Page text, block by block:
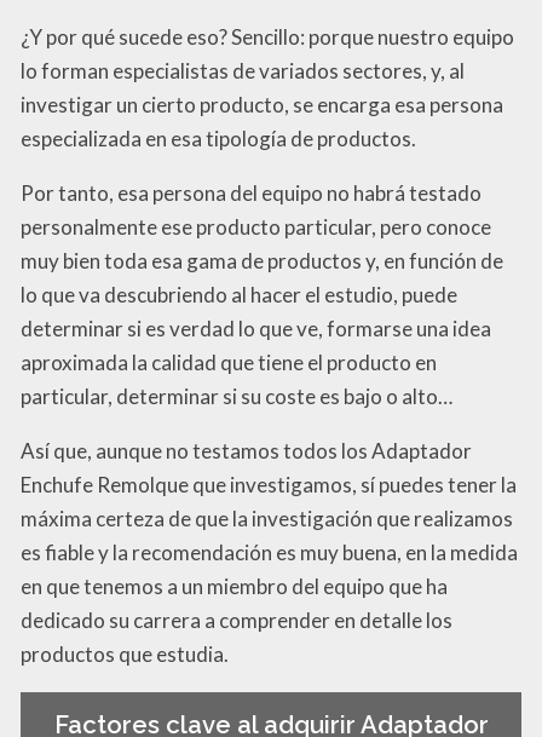
¿Y por qué sucede eso? Sencillo: porque nuestro equipo
lo forman especialistas de variados sectores, y, al
investigar un cierto producto, se encarga esa persona
especializada en esa tipología de productos.
Por tanto, esa persona del equipo no habrá testado
personalmente ese producto particular, pero conoce
muy bien toda esa gama de productos y, en función de
lo que va descubriendo al hacer el estudio, puede
determinar si es verdad lo que ve, formarse una idea
aproximada la calidad que tiene el producto en
particular, determinar si su coste es bajo o alto…
Así que, aunque no testamos todos los Adaptador
Enchufe Remolque que investigamos, sí puedes tener la
máxima certeza de que la investigación que realizamos
es fiable y la recomendación es muy buena, en la medida
en que tenemos a un miembro del equipo que ha
dedicado su carrera a comprender en detalle los
productos que estudia.
Factores clave al adquirir Adaptador